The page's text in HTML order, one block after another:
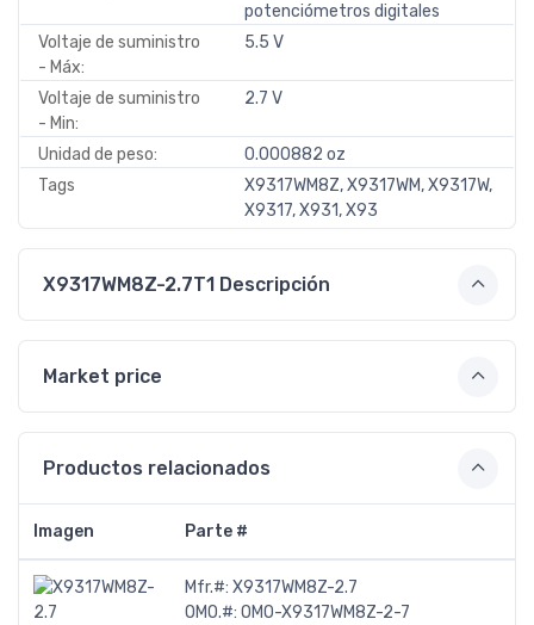
potenciómetros digitales
Voltaje de suministro
- Máx:
5.5 V
Voltaje de suministro
- Min:
2.7 V
Unidad de peso:
0.000882 oz
Tags
X9317WM8Z, X9317WM, X9317W,
X9317, X931, X93
X9317WM8Z-2.7T1 Descripción
Market price
Productos relacionados
Imagen Parte #
Mfr.#: X9317WM8Z-2.7
OMO.#: OMO-X9317WM8Z-2-7